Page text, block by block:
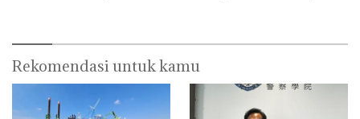
Rekomendasi untuk kamu